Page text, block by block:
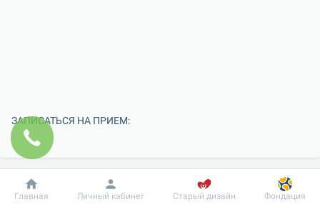
ЗАПИСАТЬСЯ НА ПРИЕМ:
Добробут Информация Пациенту
Главная Личный кабинет Старый дизайн Фондация